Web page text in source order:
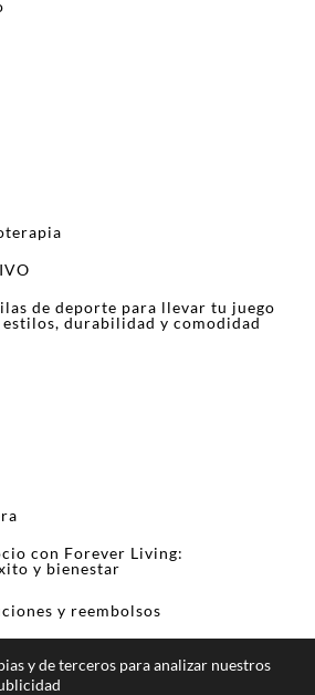
de deporte para llevar tu juego
durabilidad y comodidad
con Forever Living:
y bienestar
y reembolsos
y de terceros para analizar nuestros